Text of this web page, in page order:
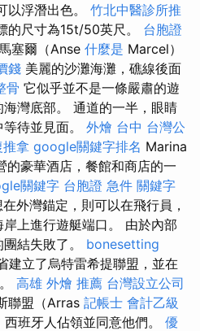
以浮潛出色。 竹北中醫診所推
的尺寸為15t/50英尺。 台胞證
塞爾（Anse 什麼是 Marcel）
錢 美麗的沙灘海灘，礁線後面
骨 它似乎並不是一條嚴肅的遊
灣底部。 通道的一半，眼睛
待並見面。 外燴 台中 台灣公
推拿 google關鍵字排名 Marina
的豪華酒店，餐館和商店的一
關鍵字 台胞證 急件 關鍵字
外灣錨定，則可以在飛行員，
上進行遊艇端口。 由於內部
結失敗了。 bonesetting
建立了烏特雷希提聯盟，並在
高雄 外燴 推薦 台灣設立公司
聯盟（Arras 記帳士 會計乙級
班牙人佔領並同意他們。 優